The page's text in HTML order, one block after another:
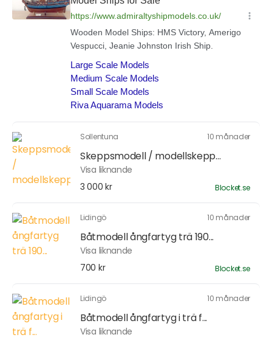
Sollentuna 10 månader
Skeppsmodell / modellskepp...
Visa liknande
3 000 kr
Blocket.se
Lidingö 10 månader
Båtmodell ångfartyg trä 190...
Visa liknande
700 kr
Blocket.se
Lidingö 10 månader
Båtmodell ångfartyg i trä f...
Visa liknande